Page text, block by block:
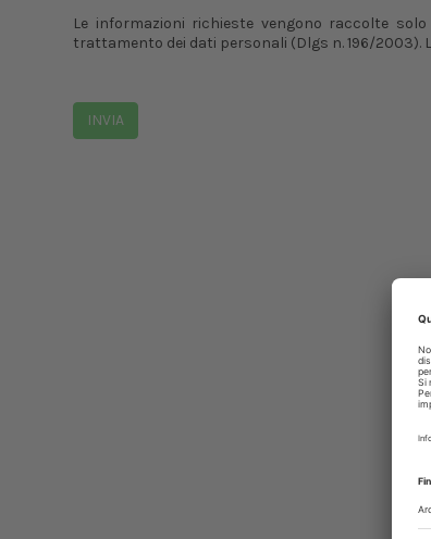
Le informazioni richieste vengono raccolte
trattamento dei dati personali (Dlgs n. 196/
INVIA